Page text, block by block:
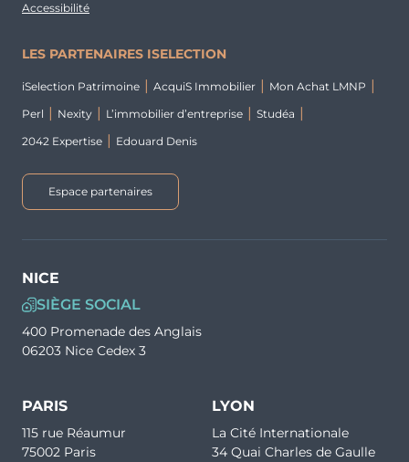
Accessibilité
LES PARTENAIRES ISELECTION
iSelection Patrimoine AcquiS Immobilier
Mon Achat LMNP
Perl
Nexity L’immobilier d’entreprise
Studéa
2042 Expertise
Edouard Denis
Espace partenaires
NICE
SIÈGE SOCIAL
400 Promenade des Anglais
06203 Nice Cedex 3
PARIS
115 rue Réaumur
75002 Paris
LYON
La Cité Internationale
34 Quai Charles de Gaulle